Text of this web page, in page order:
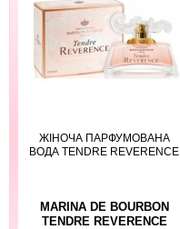
ЖІНОЧА ПАРФУМОВАНА
ВОДА TENDRE REVERENCE
MARINA DE BOURBON
TENDRE REVERENCE